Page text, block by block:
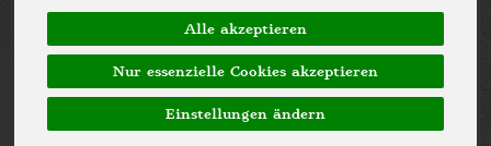
Alle akzeptieren
Nur essenzielle Cookies akzeptieren
Einstellungen ändern